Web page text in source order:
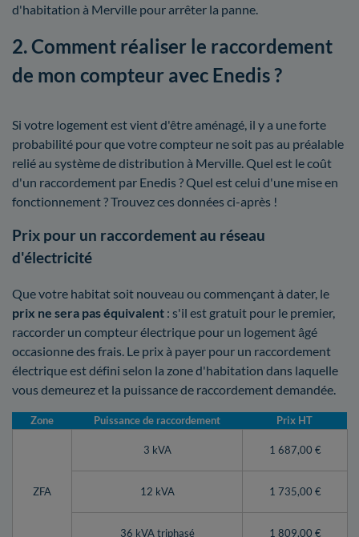
d'habitation à Merville pour arrêter la panne.
2. Comment réaliser le raccordement
de mon compteur avec Enedis ?
Si votre logement est vient d'être aménagé, il y a une forte
probabilité pour que votre compteur ne soit pas au préalable
relié au système de distribution à Merville. Quel est le coût
d'un raccordement par Enedis ? Quel est celui d'une mise en
fonctionnement ? Trouvez ces données ci-après !
Prix pour un raccordement au réseau
d'électricité
Que votre habitat soit nouveau ou commençant à dater, le
prix ne sera pas équivalent : s'il est gratuit pour le premier,
raccorder un compteur électrique pour un logement âgé
occasionne des frais. Le prix à payer pour un raccordement
électrique est défini selon la zone d'habitation dans laquelle
vous demeurez et la puissance de raccordement demandée.
Zone Puissance de raccordement Prix HT
ZFA
3 kVA 1 687,00 €
12 kVA 1 735,00 €
36 kVA triphasé 1 809,00 €